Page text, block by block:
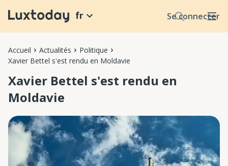
Se connecter
fr
Accueil Actualités
Politique
Xavier Bettel s'est rendu en Moldavie
Xavier Bettel s'est rendu en
Moldavie